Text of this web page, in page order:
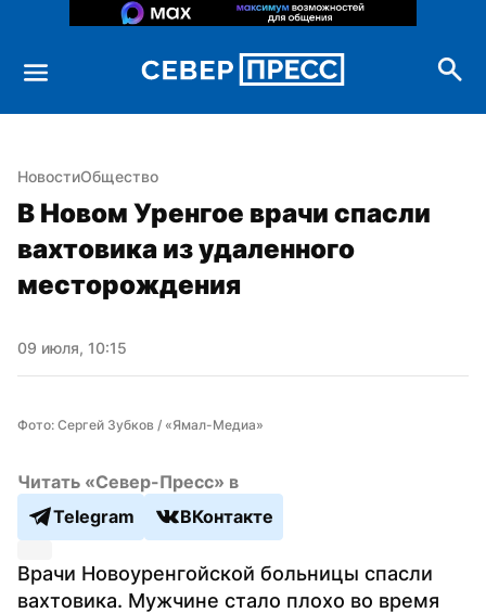
НовостиОбщество
В Новом Уренгое врачи спасли
вахтовика из удаленного
месторождения
09 июля, 10:15
Фото: Сергей Зубков / «Ямал-Медиа»
Читать «Север-Пресс» в
Telegram
ВКонтакте
Врачи Новоуренгойской больницы спасли
вахтовика. Мужчине стало плохо во время